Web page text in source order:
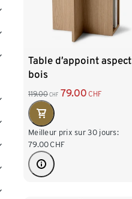
Table d’appoint aspect
bois
119.00 CHF 79.00 CHF
Meilleur prix sur 30 jours:
79.00CHF